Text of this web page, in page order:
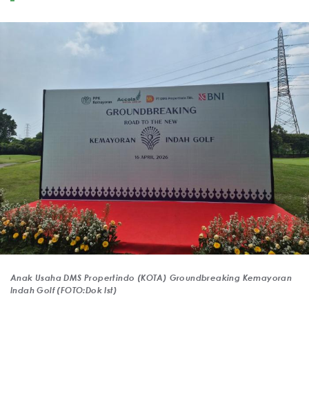
Anak Usaha DMS Propertindo (KOTA) Groundbreaking Kemayoran
Indah Golf (FOTO:Dok Ist)